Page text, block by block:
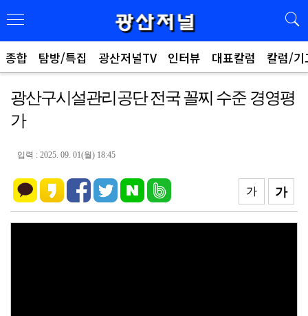
종합 탐방/특집 광산저널TV 인터뷰 대표칼럼 칼럼/기
광산구시설관리공단 전국 꼴찌 수준 경영평
가
입력 : 2025. 09. 01(월) 18:45
가
가